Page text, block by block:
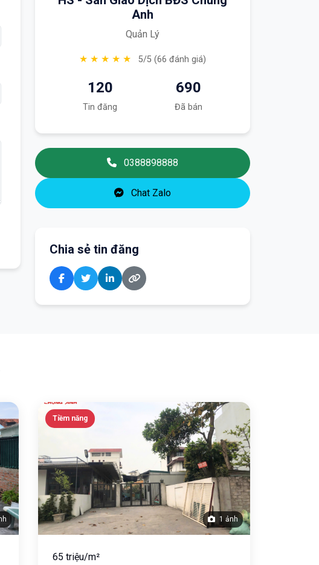
Anh
Quản Lý
★ ★ ★ ★ ★ 5/5 (66 đánh giá)
120
Tin đăng
690
Đã bán
0388898888
Chat Zalo
Chia sẻ tin đăng
Tiềm năng
1 ảnh
65 triệu/m²